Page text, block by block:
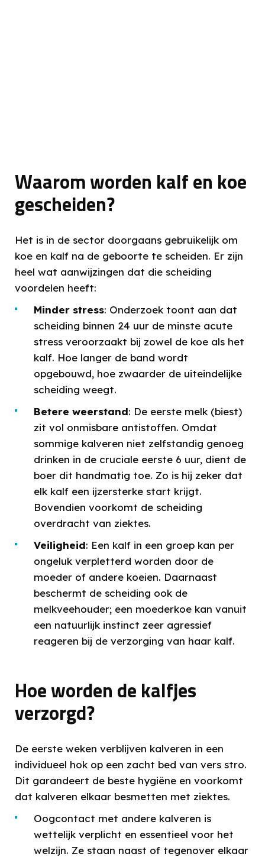
Waarom worden kalf en koe
gescheiden?
Het is in de sector doorgaans gebruikelijk om
koe en kalf na de geboorte te scheiden. Er zijn
heel wat aanwijzingen dat die scheiding
voordelen heeft:
Minder stress: Onderzoek toont aan dat
scheiding binnen 24 uur de minste acute
stress veroorzaakt bij zowel de koe als het
kalf. Hoe langer de band wordt
opgebouwd, hoe zwaarder de uiteindelijke
scheiding weegt.
Betere weerstand: De eerste melk (biest)
zit vol onmisbare antistoffen. Omdat
sommige kalveren niet zelfstandig genoeg
drinken in de cruciale eerste 6 uur, dient de
boer dit handmatig toe. Zo is hij zeker dat
elk kalf een ijzersterke start krijgt.
Bovendien voorkomt de scheiding
overdracht van ziektes.
Veiligheid: Een kalf in een groep kan per
ongeluk verpletterd worden door de
moeder of andere koeien. Daarnaast
beschermt de scheiding ook de
melkveehouder; een moederkoe kan vanuit
een natuurlijk instinct zeer agressief
reageren bij de verzorging van haar kalf.
Hoe worden de kalfjes
verzorgd?
De eerste weken verblijven kalveren in een
individueel hok op een zacht bed van vers stro.
Dit garandeert de beste hygiëne en voorkomt
dat kalveren elkaar besmetten met ziektes.
Oogcontact met andere kalveren is
wettelijk verplicht en essentieel voor het
welzijn. Ze staan naast of tegenover elkaar